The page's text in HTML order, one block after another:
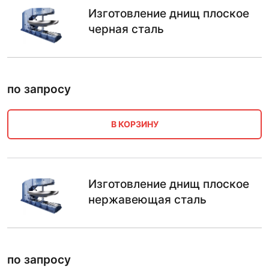
Изготовление днищ плоское
черная сталь
по запросу
В КОРЗИНУ
Изготовление днищ плоское
нержавеющая сталь
по запросу